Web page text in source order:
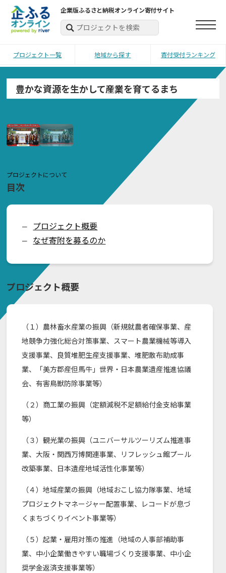
企業版ふるさと納税オンライン寄付サイト
プロジェクト一覧 地域から探す 寄付受付ランキング
豊かな資源を生かして産業を育てるまち
プロジェクトについて
目次
ー プロジェクト概要
ー なぜ寄附を募るのか
プロジェクト概要
（１）農林畜水産業の振興（新規就農者確保事業、産
地競争力強化総合対策事業、スマート農業機械等導入
支援事業、良質堆肥生産支援事業、堆肥散布助成事
業、「美方郡産但馬牛」世界・日本農業遺産推進協議
会、有害鳥獣防除事業等）
（２）商工業の振興（定額減税不足額給付金支給事業
等）
（３）観光業の振興（ユニバーサルツーリズム推進事
業、大阪・関西万博関連事業、リフレッシュ館プール
改築事業、日本遺産地域活性化事業等）
（４）地域産業の振興（地域おこし協力隊事業、地域
プロジェクトマネージャー配置事業、レコードが息づ
くまちづくりイベント事業等）
（５）起業・雇用対策の推進（地域の人事部補助事
業、中小企業働きやすい職場づくり支援事業、中小企
奨学金返済支援事業等）